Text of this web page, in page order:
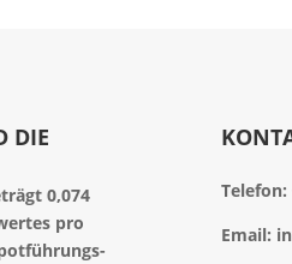
DIE
0,074
pro
Telefon:
Email: